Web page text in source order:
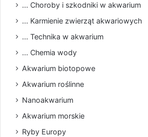
... Choroby i szkodniki w akwarium
... Karmienie zwierząt akwariowych
... Technika w akwarium
... Chemia wody
Akwarium biotopowe
Akwarium roślinne
Nanoakwarium
Akwarium morskie
Ryby Europy